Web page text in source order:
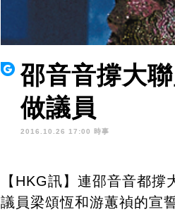
邵音音撐大
做議員
2016.10.26 17:00 時事
【HKG訊】連邵音音都
議員梁頌恆和游蕙禎的宣